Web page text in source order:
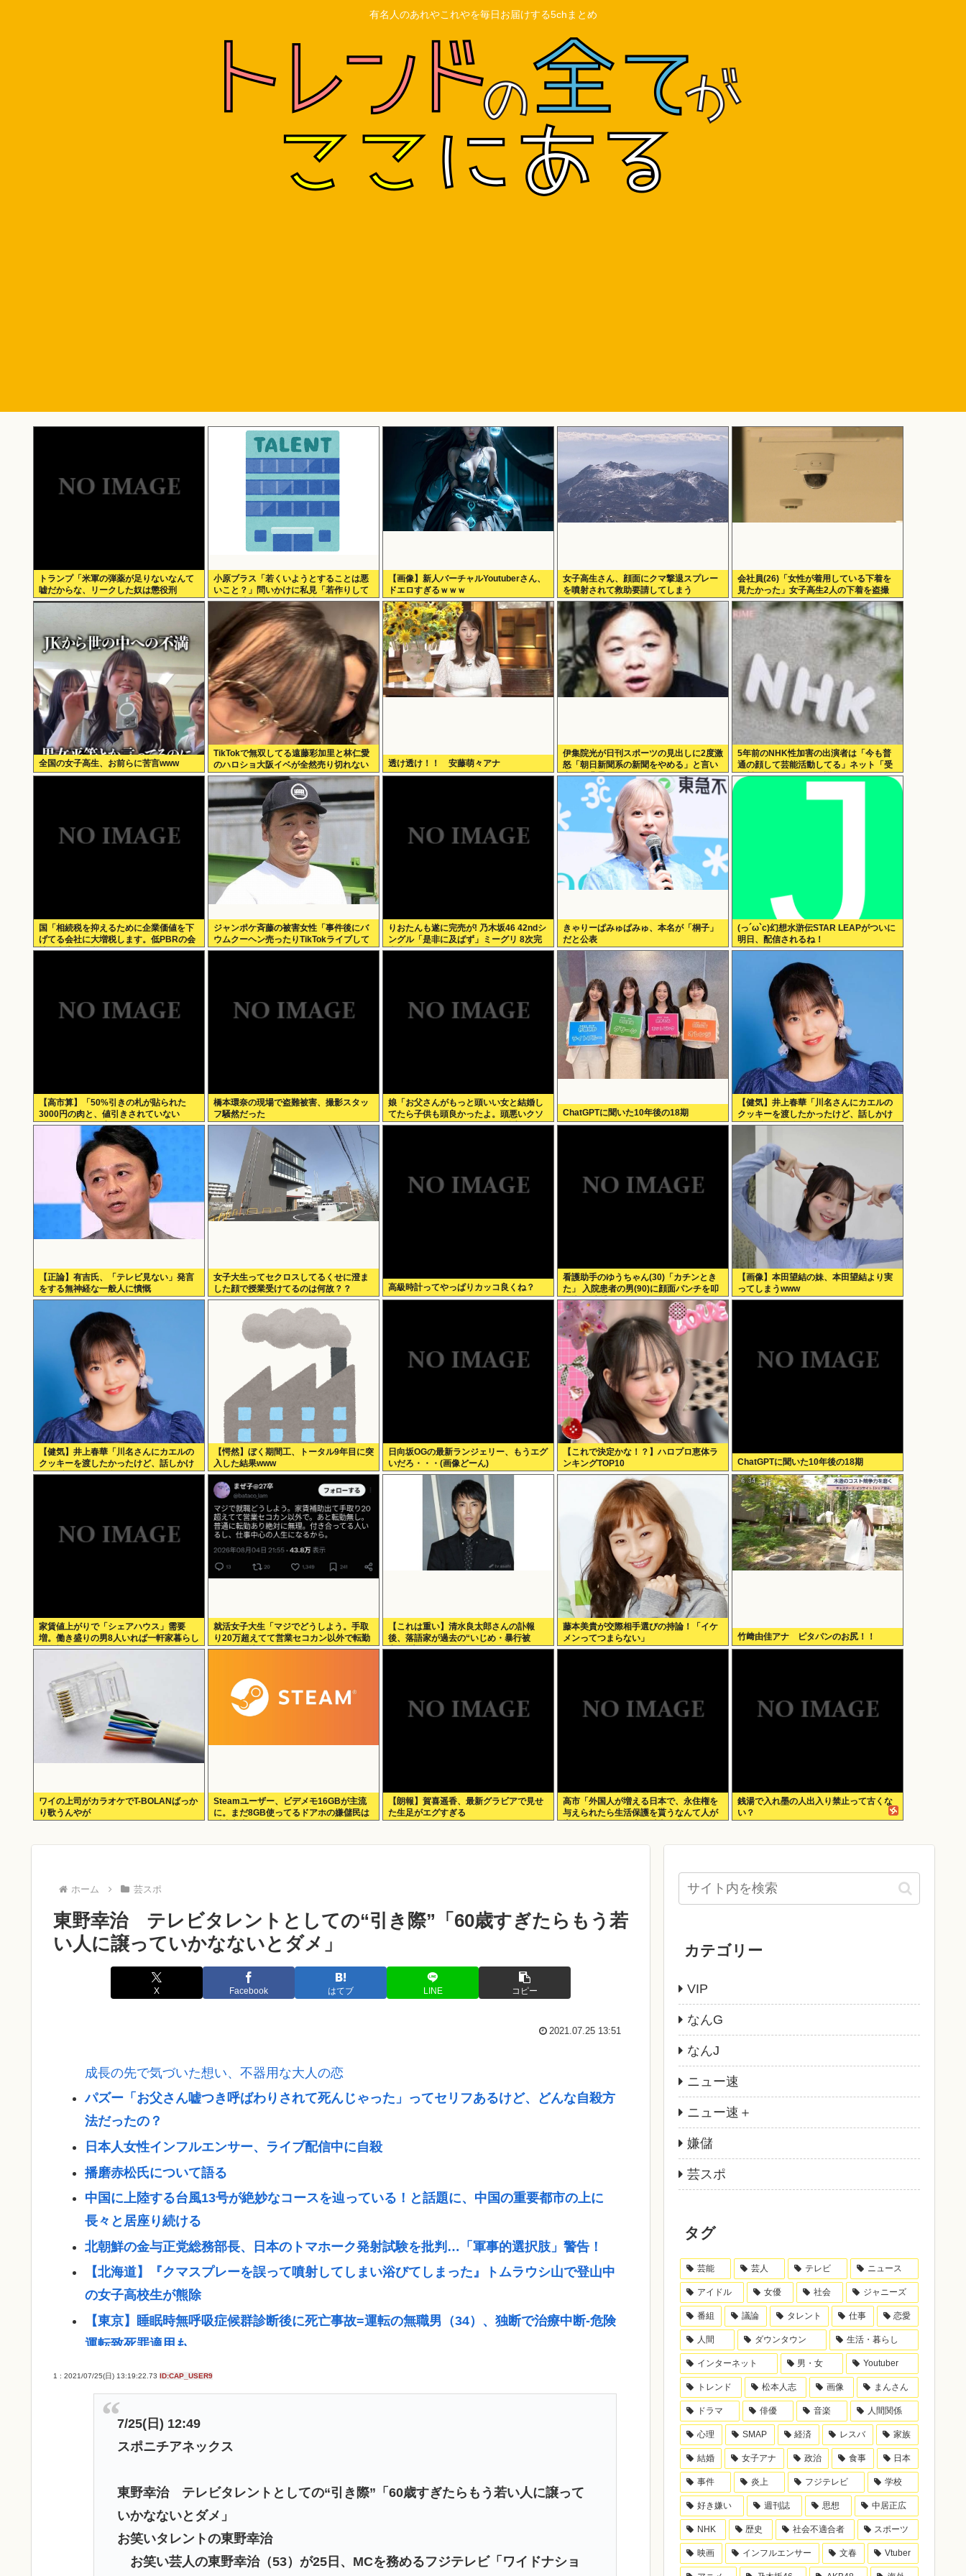
有名人のあれやこれやを毎日お届けする5chまとめ
トランプ「米軍の弾薬が足りないなんて
嘘だからな、リークした奴は懲役刑
だ！」
小原ブラス「若くいようとすることは悪
いこと？」問いかけに私見「若作りして
20代の土俵で戦おうとし出すとクソ痛い
ヤツに…」
【画像】新人バーチャルYoutuberさん、
ドエロすぎるｗｗｗ
女子高生さん、顔面にクマ撃退スプレー
を噴射されて救助要請してしまう
会社員(26)「女性が着用している下着を
見たかった」女子高生2人の下着を盗撮
全国の女子高生、お前らに苦言www
TikTokで無双してる遠藤彩加里と林仁愛
のハロショ大阪イベが全然売り切れない
のは何故？ボトム2の有
透け透け！！ 安藤萌々アナ
伊集院光が日刊スポーツの見出しに2度激
怒「朝日新聞系の新聞をやめる」と言い
出した背景
5年前のNHK性加害の出演者は「今も普
通の顔して芸能活動してる」ネット「受
信料を取るくらいなら詳細を伝えよ」
国「相続税を抑えるために企業価値を下
げてる会社に大増税します。低PBRの会
社は大増税を覚悟せよ」
ジャンポケ斉藤の被害女性「事件後にバ
ウムクーヘン売ったりTikTokライブして
てムカついた」
りおたんも遂に完売が! 乃木坂46 42ndシ
ングル「是非に及ばず」ミーグリ 8次完
売表がこちら!
きゃりーぱみゅぱみゅ、本名が「桐子」
だと公表
(っ´ω`c)幻想水滸伝STAR LEAPがついに
明日、配信されるね！
【高市算】「50%引きの札が貼られた
3000円の肉と、値引きされていない
1000円の肉では安いのはどちらか」父の
答え「50%引きの肉」
橋本環奈の現場で盗難被害、撮影スタッ
フ騒然だった
娘「お父さんがもっと頭いい女と結婚し
てたら子供も頭良かったよ。頭悪いクソ
女と結婚してごめんなさいって謝れよ」
ChatGPTに聞いた10年後の18期
【健気】井上春華「川名さんにカエルの
クッキーを渡したかったけど、話しかけ
られず結局自分で食べた」
【正論】有吉氏、「テレビ見ない」発言
をする無神経な一般人に憤慨
女子大生ってセクロスしてるくせに澄ま
した顔で授業受けてるのは何故？？
高級時計ってやっぱりカッコ良くね？
看護助手のゆうちゃん(30)「カチンとき
た」 入院患者の男(90)に顔面パンチを叩
き込む 逮捕
【画像】本田望結の妹、本田望結より実
ってしまうwww
【健気】井上春華「川名さんにカエルの
クッキーを渡したかったけど、話しかけ
られず結局自分で食べた」
【愕然】ぼく期間工、トータル9年目に突
入した結果www
日向坂OGの最新ランジェリー、もうエグ
いだろ・・・(画像どーん)
【これで決定かな！？】ハロプロ恵体ラ
ンキングTOP10
ChatGPTに聞いた10年後の18期
家賃値上がりで「シェアハウス」需要
増。働き盛りの男8人いれば一軒家暮らし
も余裕で毎日楽しい
就活女子大生「マジでどうしよう。手取
り20万超えてて営業セコカン以外で転勤
無しの会社ない」
【これは重い】清水良太郎さんの訃報
後、落語家が過去の“いじめ・暴行被
害”を告発
藤本美貴が交際相手選びの持論！「イケ
メンってつまらない」
竹﨑由佳アナ ピタパンのお尻！！
ワイの上司がカラオケでT-BOLANばっか
り歌うんやが
Steamユーザー、ビデメモ16GBが主流
に。まだ8GB使ってるドアホの嫌儲民は
反省文書いてね。
【朗報】賀喜遥香、最新グラビアで見せ
た生足がエグすぎる
高市「外国人が増える日本で、永住権を
与えられたら生活保護を貰うなんて人が
増えては困る。日本人以上の水準の人の
銭湯で入れ墨の人出入り禁止って古くな
い？
ホーム 芸スポ
東野幸治 テレビタレントとしての“引き際”「60歳すぎたらもう若
い人に譲っていかなないとダメ」
X Facebook はてブ LINE コピー
2021.07.25 13:51
成長の先で気づいた想い、不器用な大人の恋
パズー「お父さん嘘つき呼ばわりされて死んじゃった」ってセリフあるけど、どんな自殺方
法だったの？
日本人女性インフルエンサー、ライブ配信中に自殺
播磨赤松氏について語る
中国に上陸する台風13号が絶妙なコースを辿っている！と話題に、中国の重要都市の上に
長々と居座り続ける
北朝鮮の金与正党総務部長、日本のトマホーク発射試験を批判…「軍事的選択肢」警告！
【北海道】『クマスプレーを誤って噴射してしまい浴びてしまった』トムラウシ山で登山中
の女子高校生が熊除
【東京】睡眠時無呼吸症候群診断後に死亡事故=運転の無職男（34）、独断で治療中断-危険
運転致死罪適用も
ディズニーのおいなり巻（600円）、卑猥すぎて賛否両論www
日産e-power、無給油で1980km走行しギネス記録を達成、無駄な発電や送電ロスなくEVよ
りエコを証明
【高市】「ナフサがなくなる」現状超頑張って延命してるだけでどんどん不足してる状況は
【速報】イオン熊本の爆心地に“マップにない部屋” 店員らが語った爆発直前の様子
【悲報】みいちゃん作者「みいちゃん母は障害者なので自分が殺したと思い込んで自白しま
した」←なにこれ
ジャンプストアで大量注文→キャンセルを繰り返した女を逮捕 「注文で欲求が満たされた」
1 : 2021/07/25(日) 13:19:22.73 ID:CAP_USER9
7/25(日) 12:49
スポニチアネックス
東野幸治 テレビタレントとしての“引き際”「60歳すぎたらもう若い人に譲って
いかなないとダメ」
お笑いタレントの東野幸治
お笑い芸人の東野幸治（53）が25日、MCを務めるフジテレビ「ワイドナショ
カテゴリー
VIP
なんG
なんJ
ニュー速
ニュー速＋
嫌儲
芸スポ
タグ
芸能 芸人 テレビ ニュース
アイドル 女優 社会 ジャニーズ
番組 議論 タレント 仕事 恋愛
人間 ダウンタウン 生活・暮らし
インターネット 男・女 Youtuber
トレンド 松本人志 画像 まんさん
ドラマ 俳優 音楽 人間関係
心理 SMAP 経済 レスバ 家族
結婚 女子アナ 政治 食事 日本
事件 炎上 フジテレビ 学校
好き嫌い 週刊誌 思想 中居正広
NHK 歴史 社会不適合者 スポーツ
映画 インフルエンサー 文春 Vtuber